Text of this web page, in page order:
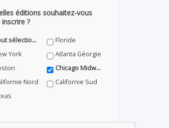
éditions souhaitez-vous
?
Tout sélectionner
Floride
York
Atlanta Géorgie
Chicago Midwest
Nord
Californie Sud